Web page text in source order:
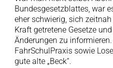
Bundesgesetzblattes, war
eher schwierig, sich
Kraft getretene Gesetze
Änderungen zu
FahrSchulPraxis sowie
gute alte „Beck“.